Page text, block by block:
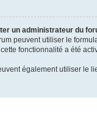
un administrateur du
peuvent utiliser le
fonctionnalité a été
également utiliser le